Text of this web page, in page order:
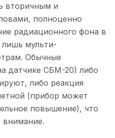
вторичным и
полноценно
радиационного фона в
лишь мульти-
Обычные
датчике СБМ-20) либо
либо реакция
(прибор может
повышение), что
внимание.